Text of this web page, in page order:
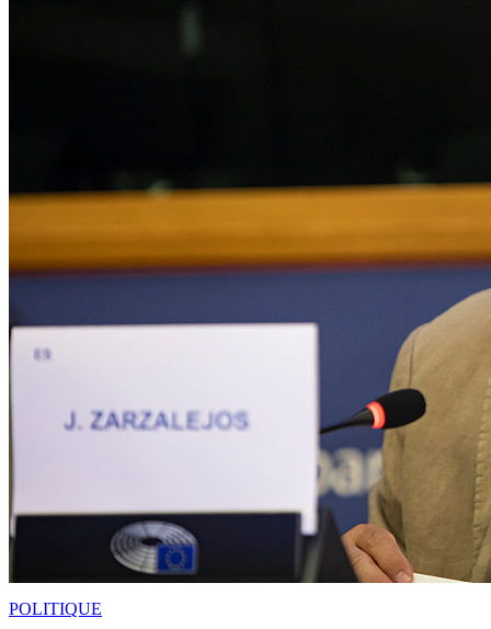
POLITIQUE